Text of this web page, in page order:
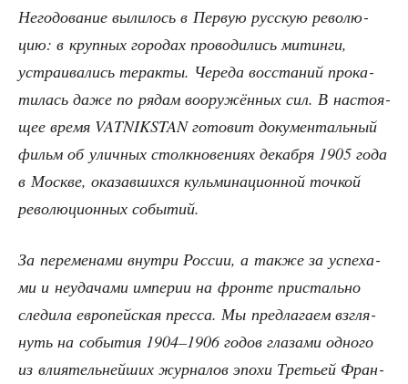
Него­до­ва­ние выли­лось в Первую рус­скую рево­лю­
цию: в круп­ных горо­дах про­во­ди­лись митин­ги,
устра­и­ва­лись тер­ак­ты. Чере­да вос­ста­ний про­ка­
ти­лась даже по рядам воору­жён­ных сил. В насто­я­
щее вре­мя VATNIKSTAN гото­вит доку­мен­таль­ный
фильм об улич­ных столк­но­ве­ни­ях декаб­ря 1905 года
в Москве, ока­зав­ших­ся куль­ми­на­ци­он­ной точ­кой
рево­лю­ци­он­ных событий.
За пере­ме­на­ми внут­ри Рос­сии, а так­же за успе­ха­
ми и неуда­ча­ми импе­рии на фрон­те при­сталь­но
сле­ди­ла евро­пей­ская прес­са. Мы пред­ла­га­ем взгля­
нуть на собы­тия 1904–1906 годов гла­за­ми одно­го
из вли­я­тель­ней­ших жур­на­лов эпо­хи Тре­тьей Фран­